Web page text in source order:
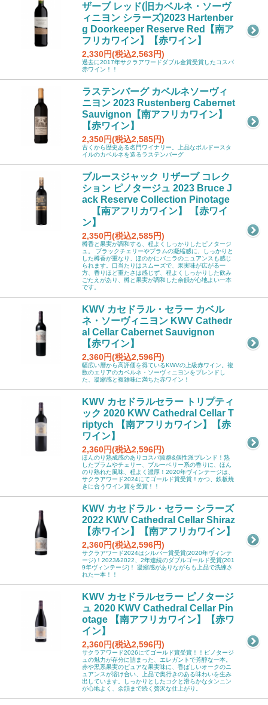
ザーブ レッド(旧カベルネ・ソーヴ
ィニヨン シラーズ)2023 Hartenber
g Doorkeeper Reserve Red【南ア
フリカワイン】【赤ワイン】
2,330円(税込2,563円)
過去に2017年サクラアワードダブル金賞受賞したコスパ
赤ワイン！！
ラステンバーグ カベルネソーヴィ
ニヨン 2023 Rustenberg Cabernet
Sauvignon【南アフリカワイン】
【赤ワイン】
2,350円(税込2,585円)
古くから歴史ある名門ワイナリー。上品なボルドースタ
イルのカベルネを造るラステンバーグ
ブルースジャック リザーブ コレク
ション ピノタージュ 2023 Bruce J
ack Reserve Collection Pinotage
【南アフリカワイン】 【赤ワイ
ン】
2,350円(税込2,585円)
樽香と果実が調和する、程よくしっかりしたピノタージ
ュ。 ブラックチェリーやプラムの凝縮感に、しっかりと
した樽香が重なり、ほのかにバニラのニュアンスも感じ
られます。口当たりはスムーズで、果実味が広がる一
方、香りほど重たさは感じず、程よくしっかりした飲み
ごたえがあり、樽と果実が調和した余韻が心地よい一本
です。
KWV カセドラル・セラー カベル
ネ・ソーヴィニヨン KWV Cathedr
al Cellar Cabernet Sauvignon
【赤ワイン】
2,360円(税込2,596円)
幅広い層から高評価を得ているKWVの上級赤ワイン。複
数のエリアのカベルネ・ソーヴィニヨンをブレンドし
た、凝縮感と複雑味に満ちた赤ワイン！
KWV カセドラルセラー トリプティ
ック 2020 KWV Cathedral Cellar T
riptych 【南アフリカワイン】【赤
ワイン】
2,360円(税込2,596円)
ほんのり熟成感のありコスパ抜群&個性派ブレンド！熟
したプラムやチェリー、ブルーベリー系の香りに、ほん
のり熟れた風味、程よく濃厚！2020年ヴィンテージは、
サクラアワード2024にてゴールド賞受賞！かつ、鉄板焼
きに合うワイン賞を受賞！！
KWV カセドラル・セラー シラーズ
2022 KWV Cathedral Cellar Shiraz
【赤ワイン】【南アフリカワイン】
2,360円(税込2,596円)
サクラアワード2024はシルバー賞受賞(2020年ヴィンテ
ージ)！2023&2022、2年連続のダブルゴールド受賞(201
9年ヴィンテージ)！ 凝縮感がありながらも上品で洗練さ
れた一本！！
KWV カセドラルセラー ピノタージ
ュ 2020 KWV Cathedral Cellar Pin
otage 【南アフリカワイン】【赤ワ
イン】
2,360円(税込2,596円)
サクラアワード2026にてゴールド賞受賞！！ピノタージ
ュの魅力が存分に詰まった、エレガントで芳醇な一本。
赤や黒系果実のピュアな果実味に、香ばしいオークのニ
ュアンスが溶け合い、上品で奥行きのある味わいを生み
出しています。しっかりとしたコクと滑らかなタンニン
が心地よく、余韻まで続く贅沢な仕上がり。